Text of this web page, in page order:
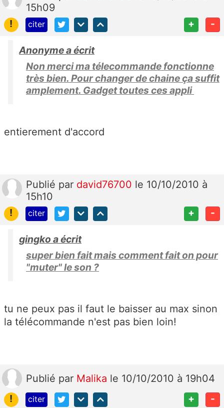
15h09
!
citer + -
Anonyme a écrit
Non merci ma télecommande fonctionne
très bien. Pour changer de chaine ça suffit
amplement. Gadget toutes ces appli
entierement d'accord
Publié par david76700 le 10/10/2010 à
15h10
!
citer + -
gingko a écrit
super bien fait mais comment fait on pour
"muter" le son ?
tu ne peux pas il faut le baisser au max sinon
la télécommande n'est pas bien loin!
Publié par Malika le 10/10/2010 à 19h04
!
citer + -